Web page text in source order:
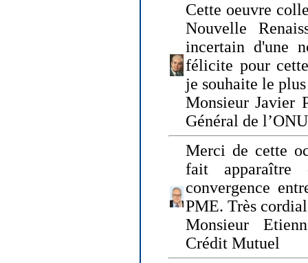
Cette oeuvre
Nouvelle
incertain d'une
félicite pour
je souhaite le
Monsieur Javier
Général de
Merci de cette
fait apparaître
convergence
PME. Très
Monsieur
Crédit Mutuel